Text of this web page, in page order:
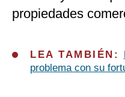
propiedades
LEA TAMBIÉN:
problema con su